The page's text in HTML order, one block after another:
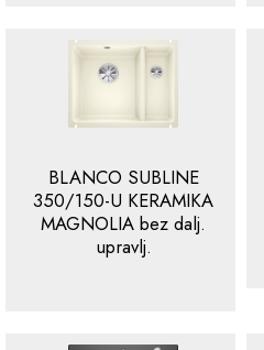
BLANCO SUBLINE
350/150-U KERAMIKA
MAGNOLIA bez dalj.
upravlj.